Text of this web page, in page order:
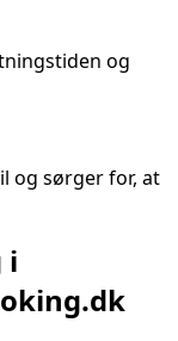
og
og sørger for, at
i